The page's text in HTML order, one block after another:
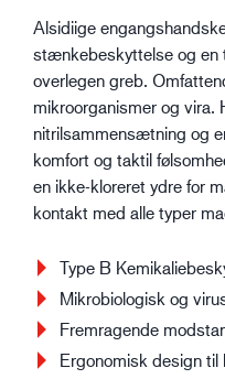
Alsidiige
stænkebeskyttelse og en
overlegen greb.
mikroorganismer og vira.
nitrilsammensætning og
komfort og taktil
en ikke-kloreret ydre for
kontakt med alle typer
Type B
Mikrobiologisk og
Fremragende
Ergonomisk design